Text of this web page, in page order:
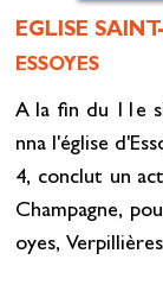
EGLISE
ESSOYES
A la fin du 11e
nna l'église
4, conclut un
Champagne,
oyes,